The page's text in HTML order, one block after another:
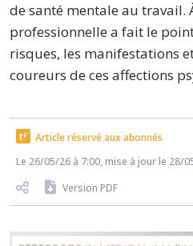
de santé mentale au travail.
professionnelle a fait le
risques, les manifestations
coureurs de ces affections
Article réservé aux abonnés
Le 26/05/26 à 7:00, mise à jour le 28/
Version PDF